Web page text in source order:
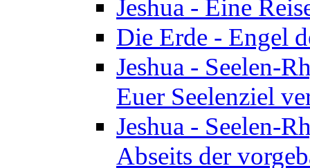
Jeshua - Eine
Die Erde - Engel
Jeshua - Seelen-
Euer Seelenziel
Jeshua - Seelen-
Abseits der